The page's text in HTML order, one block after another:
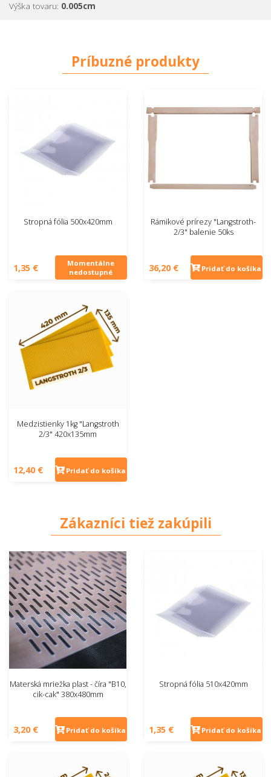
Výška tovaru: 0.005cm
Príbuzné produkty
Stropná fólia 500x420mm
1,35 €
Momentálne
nedostupné
Rámikové prírezy "Langstroth-
2/3" balenie 50ks
36,20 € Pridať do košíka
Medzistienky 1kg "Langstroth
2/3" 420x135mm
12,40 € Pridať do košíka
Zákazníci tiež zakúpili
Materská mriežka plast - číra "B10,
cik-cak" 380x480mm
3,20 € Pridať do košíka
Stropná fólia 510x420mm
1,35 € Pridať do košíka